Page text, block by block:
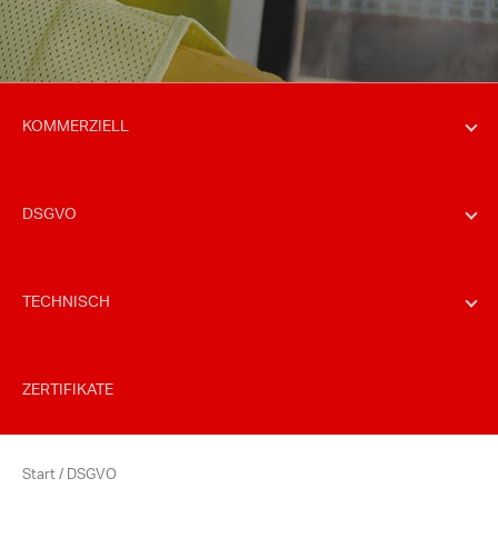
KOMMERZIELL
DSGVO
TECHNISCH
ZERTIFIKATE
Start / DSGVO